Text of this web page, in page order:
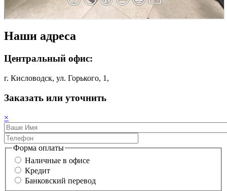
Наши адреса
Центральный офис:
г. Кисловодск, ул. Горького, 1,
Заказать или уточнить
×
Форма оплаты
Наличные в офисе
Кредит
Банковский перевод